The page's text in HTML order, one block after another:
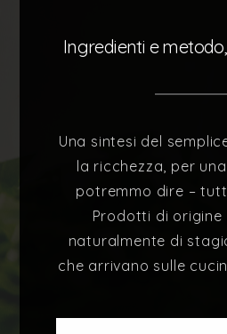
Ingredienti e
Una sintesi del
la ricchezza, per
potremmo dire –
Prodotti di
naturalmente di
che arrivano sulle